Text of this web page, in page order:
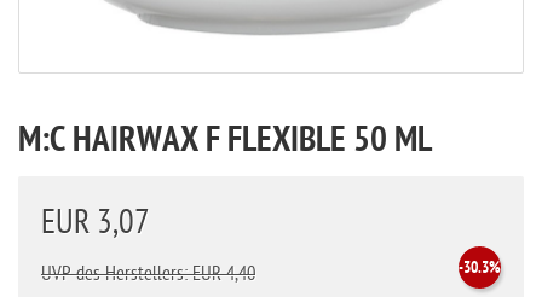
M:C HAIRWAX F FLEXIBLE 50 ML
EUR 3,07
-30.3%
UVP des Herstellers: EUR 4,40